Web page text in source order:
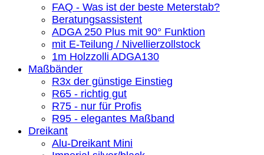
FAQ - Was ist der beste Meterstab?
Beratungsassistent
ADGA 250 Plus mit 90° Funktion
mit E-Teilung / Nivellierzollstock
1m Holzzolli ADGA130
Maßbänder
R3x der günstige Einstieg
R65 - richtig gut
R75 - nur für Profis
R95 - elegantes Maßband
Dreikant
Alu-Dreikant Mini